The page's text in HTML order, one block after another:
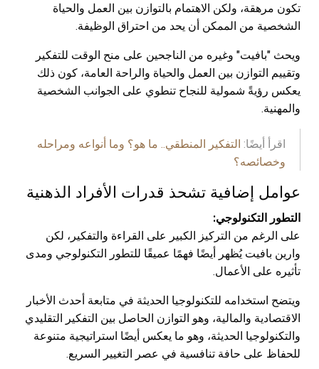
تكون مرهقة، ولكن الاهتمام بالتوازن بين العمل والحياة
الشخصية من الممكن أن يحد من احتراق الوظيفة.
ويحث "بافيت" وغيره من الناجحين على منح الوقت للتفكير
وتقييم التوازن بين العمل والحياة والراحة العامة، كون ذلك
يعكس رؤيةً شمولية للنجاح تنطوي على الجوانب الشخصية
والمهنية.
اقرأ أيضًا: التفكير المنطقي.. ما هو؟ وما أنواعه ومراحله
وخصائصه؟
عوامل إضافية تشحذ قدرات الأفراد الذهنية
التطور التكنولوجي:
على الرغم من التركيز الكبير على القراءة والتفكير، لكن
وارين بافيت يُظهر أيضًا فهمًا عميقًا للتطور التكنولوجي ومدى
تأثيره على الأعمال.
ويتضح استخدامه للتكنولوجيا الحديثة في متابعة أحدث الأخبار
الاقتصادية والمالية، وهو التوازن الحاصل بين التفكير التقليدي
والتكنولوجيا الحديثة، وهو ما يعكس أيضًا استراتيجية متنوعة
للحفاظ على حافة تنافسية في عصر التغيير السريع.